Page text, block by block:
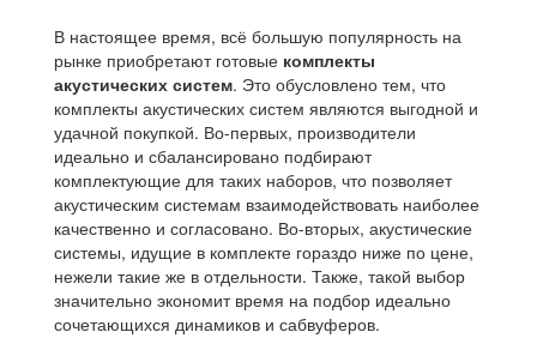
В настоящее время, всё большую популярность на
рынке приобретают готовые комплекты
акустических систем. Это обусловлено тем, что
комплекты акустических систем являются выгодной и
удачной покупкой. Во-первых, производители
идеально и сбалансировано подбирают
комплектующие для таких наборов, что позволяет
акустическим системам взаимодействовать наиболее
качественно и согласовано. Во-вторых, акустические
системы, идущие в комплекте гораздо ниже по цене,
нежели такие же в отдельности. Также, такой выбор
значительно экономит время на подбор идеально
сочетающихся динамиков и сабвуферов.